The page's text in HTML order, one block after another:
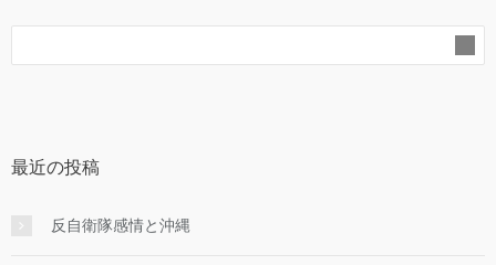
最近の投稿
反自衛隊感情と沖縄